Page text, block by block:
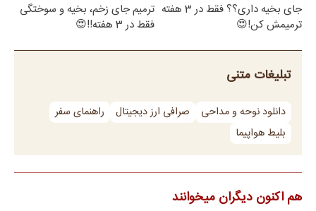
جای بخیه داری؟؟ فقط در 3 هفته
ترمیمش کن!😍
ترمیم جای زخم، بخیه و سوختگی
فقط در 3 هفته!!😍
تبلیغات متنی
دانلود نوحه و مداحی صرافی ارز دیجیتال
راهنمای سفر
بلیط هواپیما
هم اکنون دیگران میخوانند